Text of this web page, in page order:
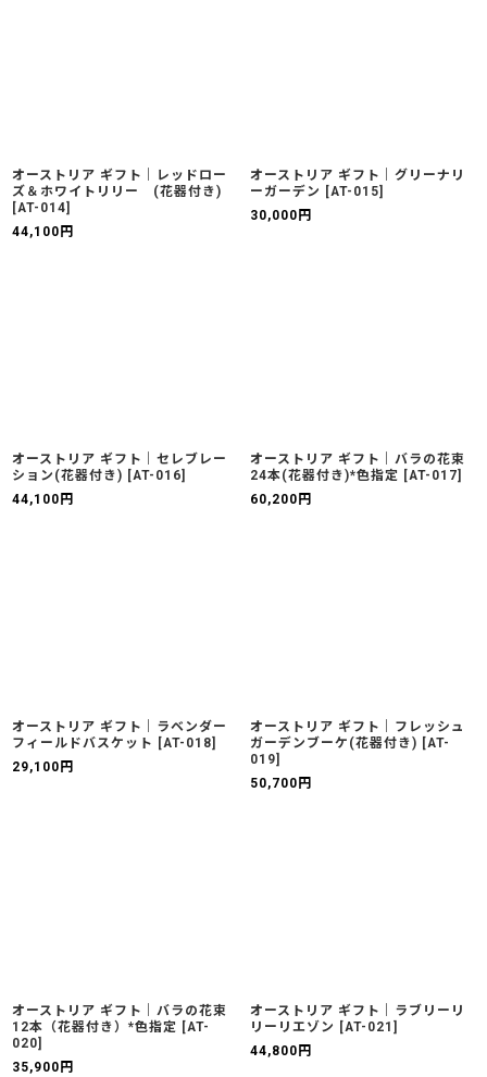
オーストリア ギフト｜レッドロー
ズ＆ホワイトリリー (花器付き)
[AT-014]
44,100 円
オーストリア ギフト｜グリーナリ
ーガーデン
[AT-015]
30,000 円
オーストリア ギフト｜セレブレー
ション(花器付き) [AT-016]
44,100 円
オーストリア ギフト｜バラの花束
24本(花器付き)*色指定 [AT-017]
60,200 円
オーストリア ギフト｜ラベンダー
フィールドバスケット
[AT-018]
29,100 円
オーストリア ギフト｜フレッシュ
ガーデンブーケ(花器付き) [AT-
019]
50,700 円
オーストリア ギフト｜バラの花束
12本（花器付き）*色指定 [AT-
020]
35,900 円
オーストリア ギフト｜ラブリーリ
リーリエゾン
[AT-021 ]
44,800 円